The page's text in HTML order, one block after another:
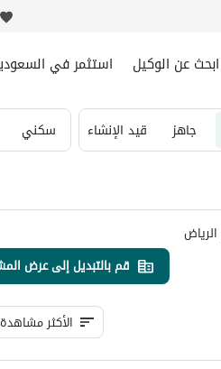
ابحث عن الوكيل استثمر في
جاهز قيد الإنشاء سكني
الرياض
قم بالتبديل إلى عرض
الأكثر مشاهدة